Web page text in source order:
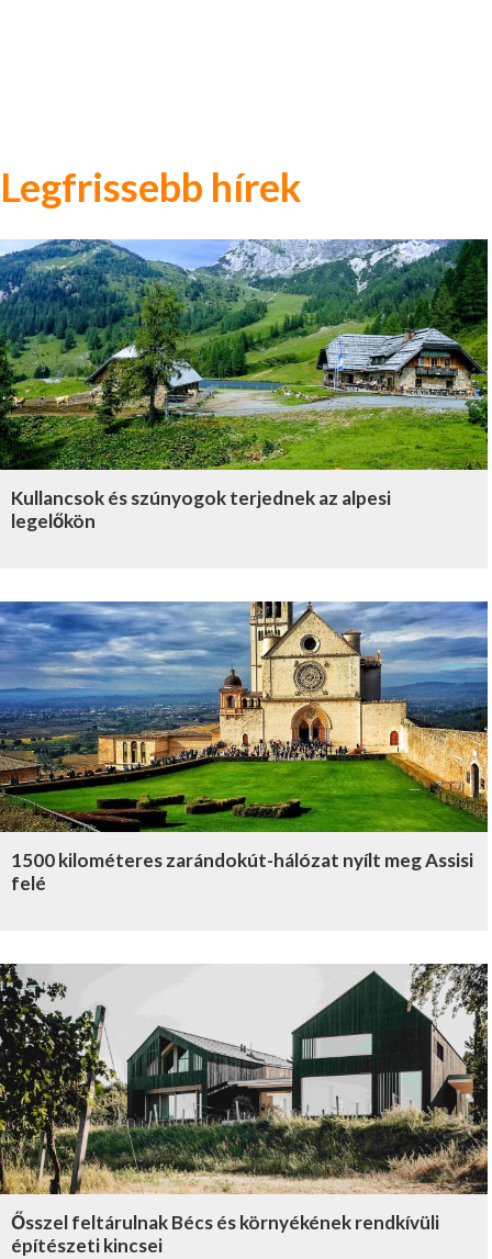
Legfrissebb hírek
Kullancsok és szúnyogok terjednek az alpesi
legelőkön
1500 kilométeres zarándokút-hálózat nyílt meg Assisi
felé
Ősszel feltárulnak Bécs és környékének rendkívüli
építészeti kincsei